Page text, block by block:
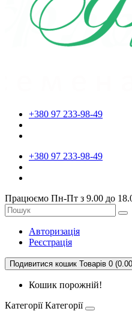
+380 97 233-98-49
+380 97 233-98-49
Працюємо Пн-Пт з 9.00 до
Авторизація
Реєстрація
Подивитися кошик Товарів 0
Кошик порожній!
Категорії Категорії